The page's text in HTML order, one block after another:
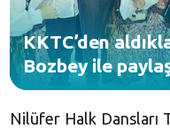
KKTC’den
Bozbey ile
Nilüfer Halk Dansları